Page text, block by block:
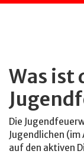
Was ist
Die
Jugendlichen (im
auf den aktiven